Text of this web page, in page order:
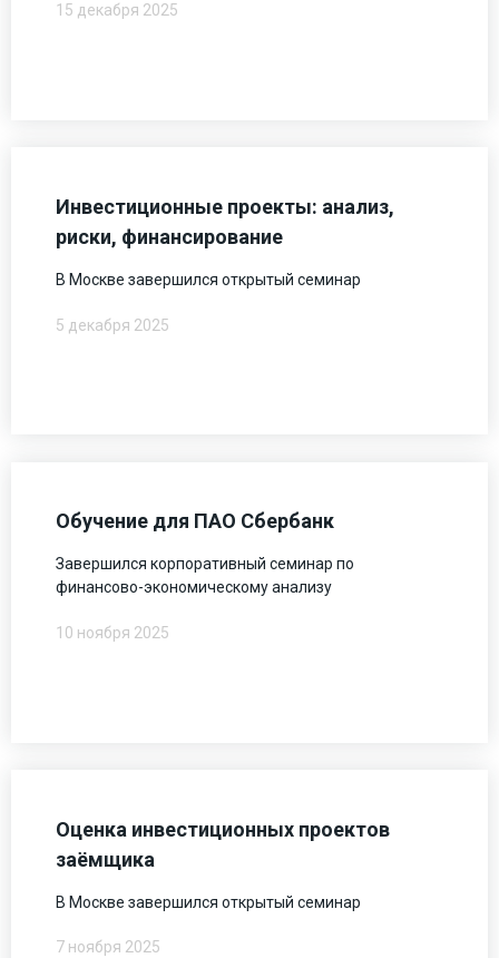
15 декабря 2025
Инвестиционные проекты: анализ,
риски, финансирование
В Москве завершился открытый семинар
5 декабря 2025
Обучение для ПАО Сбербанк
Завершился корпоративный семинар по
финансово-экономическому анализу
10 ноября 2025
Оценка инвестиционных проектов
заёмщика
В Москве завершился открытый семинар
7 ноября 2025